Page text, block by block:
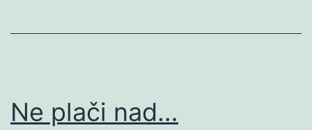
Ne plači nad…